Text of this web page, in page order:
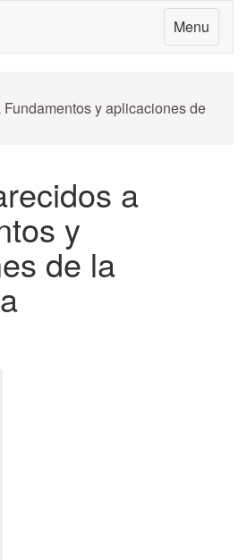
Menu
y aplicaciones de
a
y
de la